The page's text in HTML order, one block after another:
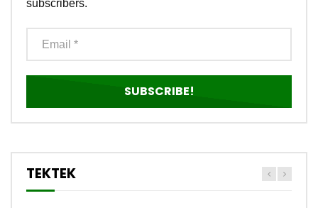
subscribers.
TEKTEK